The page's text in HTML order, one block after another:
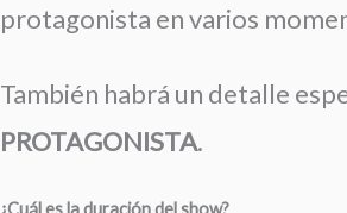
protagonista en varios
También habrá un detalle
PROTAGONISTA.